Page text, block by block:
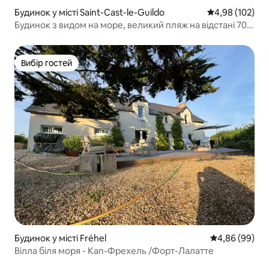
Будинок у місті Saint-Cast-le-Guildo Середня
4,98 (102)
Будинок з видом на море, великий пляж на відстані 700
Вибір гостей
Вибір гостей
Будинок у місті Fréhel Середня
4,86 (99)
Вілла біля моря - Кап-Фрехель /Форт-Лалатте